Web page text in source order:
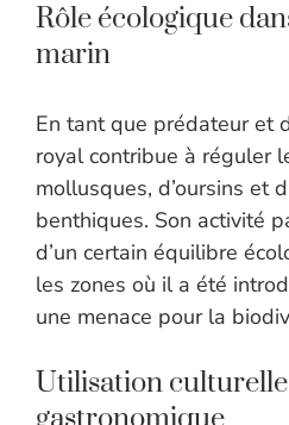
Rôle écologique
marin
En tant que prédateur et
royal contribue à réguler
mollusques, d’oursins et
benthiques. Son activité
d’un certain équilibre
les zones où il a été
une menace pour la
Utilisation